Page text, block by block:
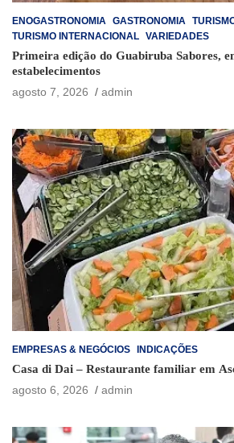
ENOGASTRONOMIA GASTRONOMIA
TURISMO INTERNACIONAL VARIEDADES
Primeira edição do Guabiruba Sabores,
estabelecimentos
agosto 7, 2026
admin
EMPRESAS & NEGÓCIOS INDICAÇÕES
Casa di Dai – Restaurante familiar em
agosto 6, 2026
admin